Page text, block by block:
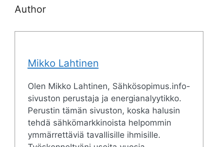
Author
Mikko Lahtinen
Olen Mikko Lahtinen, Sähkösopimus.info-
sivuston perustaja ja energianalyytikko.
Perustin tämän sivuston, koska halusin
tehdä sähkömarkkinoista helpommin
ymmärrettäviä tavallisille ihmisille.